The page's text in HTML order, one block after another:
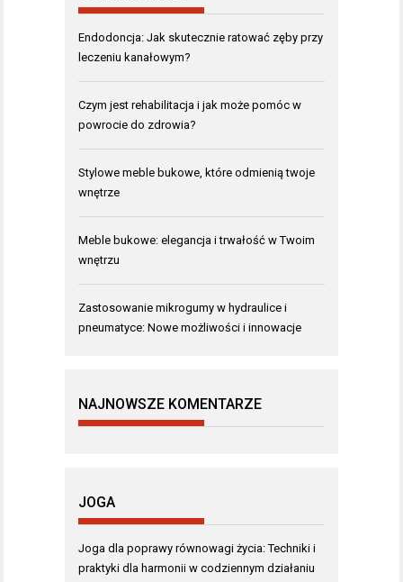
Endodoncja: Jak skutecznie ratować zęby przy
leczeniu kanałowym?
Czym jest rehabilitacja i jak może pomóc w
powrocie do zdrowia?
Stylowe meble bukowe, które odmienią twoje
wnętrze
Meble bukowe: elegancja i trwałość w Twoim
wnętrzu
Zastosowanie mikrogumy w hydraulice i
pneumatyce: Nowe możliwości i innowacje
NAJNOWSZE KOMENTARZE
JOGA
Joga dla poprawy równowagi życia: Techniki i
praktyki dla harmonii w codziennym działaniu